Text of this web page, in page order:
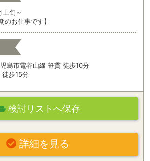
旬～
のお仕事です】
島市電谷山線 笹貫 徒歩10分
徒歩15分
検討リストへ保存
詳細を見る